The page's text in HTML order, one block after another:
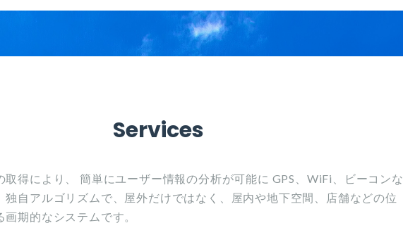
Services
取得により、 簡単にユーザー情報の分析が可能に GPS、WiFi、ビーコンな
独自アルゴリズムで、屋外だけではなく、屋内や地下空間、店舗などの位
期的なシステムです。